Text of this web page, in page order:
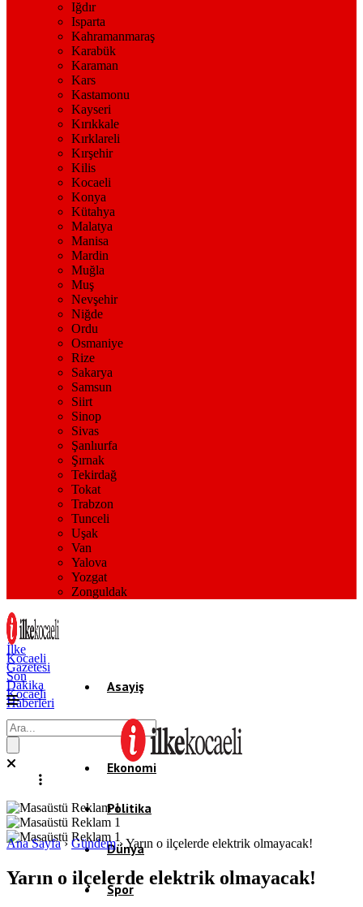
Iğdır
Isparta
Kahramanmaraş
Karabük
Karaman
Kars
Kastamonu
Kayseri
Kırıkkale
Kırklareli
Kırşehir
Kilis
Kocaeli
Konya
Kütahya
Malatya
Manisa
Mardin
Muğla
Muş
Nevşehir
Niğde
Ordu
Osmaniye
Rize
Sakarya
Samsun
Siirt
Sinop
Sivas
Şanlıurfa
Şırnak
Tekirdağ
Tokat
Trabzon
Tunceli
Uşak
Van
Yalova
Yozgat
Zonguldak
İlke
Kocaeli
Gazetesi
Son
Dakika
Kocaeli
Haberleri
Asayiş
Gündem
Ekonomi
Politika
Dünya
Spor
Ana Sayfa› Gündem›Yarın o ilçelerde elektrik olmayacak!
Yarın o ilçelerde elektrik olmayacak!